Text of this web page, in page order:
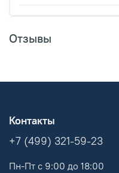
Отзывы
Контакты
+7 (499) 321-59-23
Пн-Пт с 9:00 до 18:00